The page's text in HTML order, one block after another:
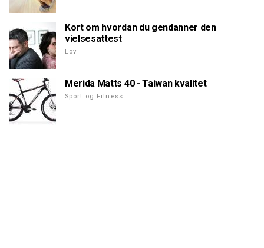
Kort om hvordan du gendanner den
vielsesattest
Lov
Merida Matts 40 - Taiwan kvalitet
Sport og Fitness